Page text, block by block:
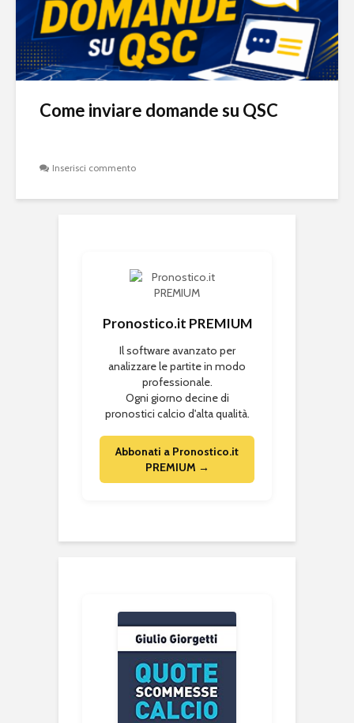
Come inviare domande su QSC
Inserisci commento
Pronostico.it PREMIUM
Il software avanzato per
analizzare le partite in modo
professionale.
Ogni giorno decine di
pronostici calcio d'alta qualità.
Abbonati a Pronostico.it
PREMIUM →